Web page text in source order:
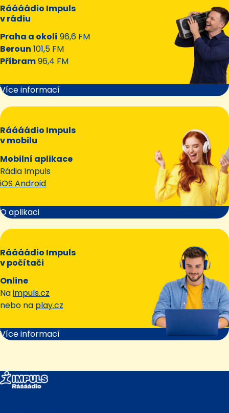
Ráááádio Impuls
v rádiu
Praha a okolí 96,6 FM
Beroun 101,5 FM
Příbram96,4 FM
Více informací
Ráááádio Impuls
v mobilu
Mobilní aplikace
Rádia Impuls
iOS Android
O aplikaci
Ráááádio Impuls
v počítači
Online
Naimpuls.cz
nebo na play.cz
Více informací